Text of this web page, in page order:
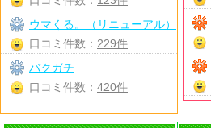
ウマくる。（リニューアル）
口コミ件数： 229件
バクガチ
口コミ件数： 420件